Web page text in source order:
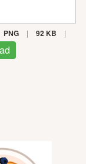
PNG | 92 KB |